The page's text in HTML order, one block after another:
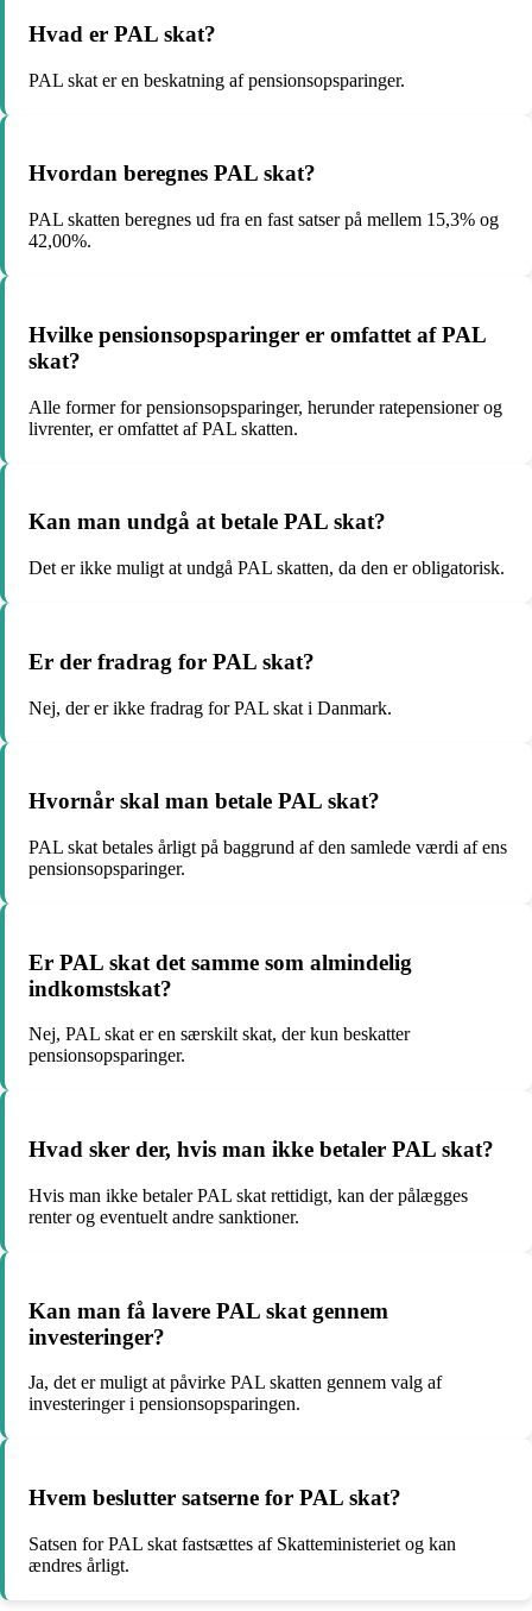
Hvad er PAL skat?
PAL skat er en beskatning af pensionsopsparinger.
Hvordan beregnes PAL skat?
PAL skatten beregnes ud fra en fast satser på mellem 15,3% og
42,00%.
Hvilke pensionsopsparinger er omfattet af PAL
skat?
Alle former for pensionsopsparinger, herunder ratepensioner og
livrenter, er omfattet af PAL skatten.
Kan man undgå at betale PAL skat?
Det er ikke muligt at undgå PAL skatten, da den er obligatorisk.
Er der fradrag for PAL skat?
Nej, der er ikke fradrag for PAL skat i Danmark.
Hvornår skal man betale PAL skat?
PAL skat betales årligt på baggrund af den samlede værdi af ens
pensionsopsparinger.
Er PAL skat det samme som almindelig
indkomstskat?
Nej, PAL skat er en særskilt skat, der kun beskatter
pensionsopsparinger.
Hvad sker der, hvis man ikke betaler PAL skat?
Hvis man ikke betaler PAL skat rettidigt, kan der pålægges
renter og eventuelt andre sanktioner.
Kan man få lavere PAL skat gennem
investeringer?
Ja, det er muligt at påvirke PAL skatten gennem valg af
investeringer i pensionsopsparingen.
Hvem beslutter satserne for PAL skat?
Satsen for PAL skat fastsættes af Skatteministeriet og kan
ændres årligt.